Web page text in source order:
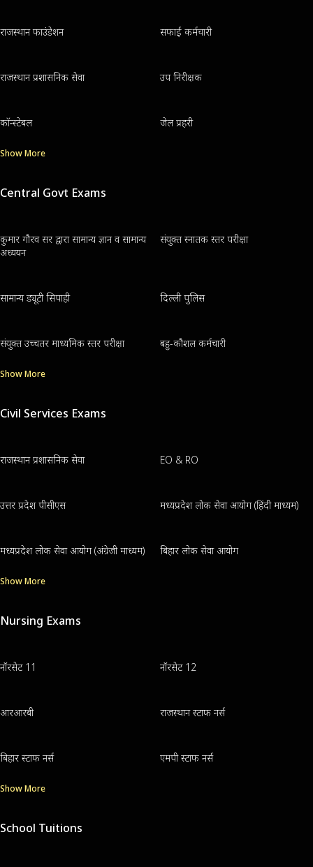
राजस्थान फाउंडेशन सफाई कर्मचारी
राजस्थान प्रशासनिक सेवा उप निरीक्षक
कॉन्स्टेबल जेल प्रहरी
Show More
Central Govt Exams
कुमार गौरव सर द्वारा सामान्य ज्ञान व सामान्य
अध्ययन
संयुक्त स्नातक स्तर परीक्षा
सामान्य ड्यूटी सिपाही दिल्ली पुलिस
संयुक्त उच्चतर माध्यमिक स्तर परीक्षा बहु-कौशल कर्मचारी
Show More
Civil Services Exams
राजस्थान प्रशासनिक सेवा EO & RO
उत्तर प्रदेश पीसीएस मध्यप्रदेश लोक सेवा आयोग (हिंदी माध्यम)
मध्यप्रदेश लोक सेवा आयोग (अंग्रेजी माध्यम) बिहार लोक सेवा आयोग
Show More
Nursing Exams
नॉरसेट 11 नॉरसेट 12
आरआरबी राजस्थान स्टाफ नर्स
बिहार स्टाफ नर्स एमपी स्टाफ नर्स
Show More
School Tuitions